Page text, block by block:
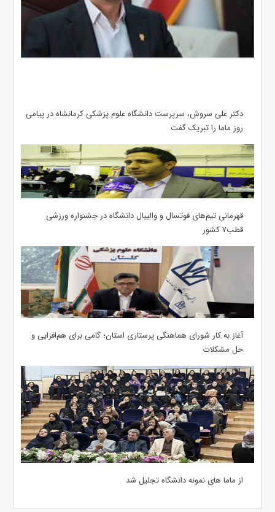
دکتر علی سروش، سرپرست دانشگاه علوم پزشکی کرمانشاه در پیامی
روز ماما را تبریک گفت
قهرمانی تیم‌های فوتسال و والیبال دانشگاه در جشنواره ورزشی
قطب۷ کشور
آغاز به کار شورای هماهنگی پرستاری استان؛ گامی برای هم‌افزایی و
حل مشکلات
از ماما های نمونه دانشگاه تجلیل شد